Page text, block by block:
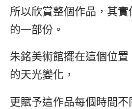
所以欣賞整個作品，其
的一部份。
朱銘美術館擺在這個位置
的天光變化，
更賦予這作品每個時間